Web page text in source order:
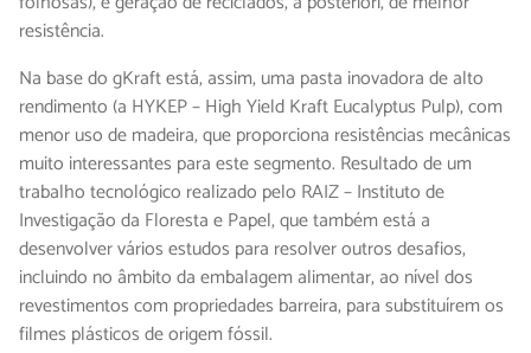
resistência.
Na base do gKraft está, assim, uma pasta inovadora de alto
rendimento (a HYKEP – High Yield Kraft Eucalyptus Pulp), com
menor uso de madeira, que proporciona resistências mecânicas
muito interessantes para este segmento. Resultado de um
trabalho tecnológico realizado pelo RAIZ – Instituto de
Investigação da Floresta e Papel, que também está a
desenvolver vários estudos para resolver outros desafios,
incluindo no âmbito da embalagem alimentar, ao nível dos
revestimentos com propriedades barreira, para substituírem os
filmes plásticos de origem fóssil.